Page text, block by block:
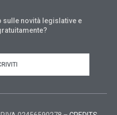
novità legislative e